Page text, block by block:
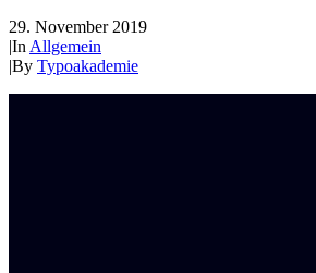
29. November 2019
|In Allgemein
|By Typoakademie